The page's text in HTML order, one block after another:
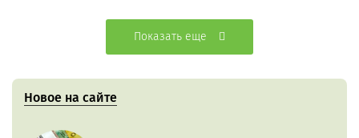
Показать еще
Новое на сайте